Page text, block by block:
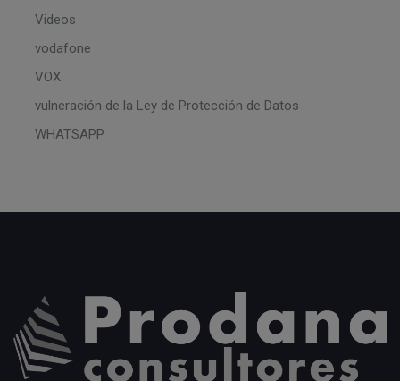
Videos
vodafone
VOX
vulneración de la Ley de Protección de Datos
WHATSAPP